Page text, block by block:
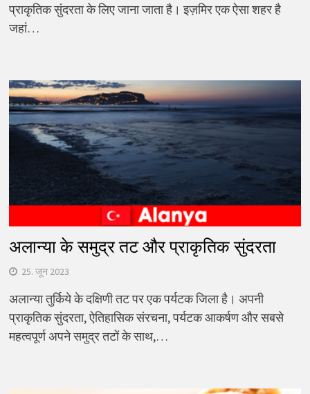
प्राकृतिक सुंदरता के लिए जाना जाता है। इज़मिर एक ऐसा शहर है
जहां…
अलान्या के समुद्र तट और प्राकृतिक सुंदरता
25. जून 2023
अलान्या तुर्किये के दक्षिणी तट पर एक पर्यटक जिला है। अपनी
प्राकृतिक सुंदरता, ऐतिहासिक संरचना, पर्यटक आकर्षण और सबसे
महत्वपूर्ण अपने समुद्र तटों के साथ,…